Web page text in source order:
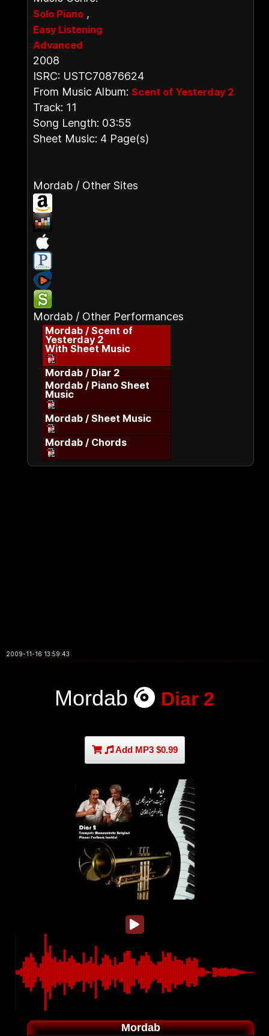
Solo Piano ,
Easy Listening
Advanced
2008
ISRC: USTC70876624
From Music Album: Scent of Yesterday 2
Track: 11
Song Length: 03:55
Sheet Music: 4 Page(s)
Mordab / Other Sites
Mordab / Other Performances
Mordab / Scent of
Yesterday 2
With Sheet Music
Mordab / Diar 2
Mordab / Piano Sheet
Music
Mordab / Sheet Music
Mordab / Chords
2009-11-16 13:59:43
Mordab Diar 2
Add MP3 $0.99
Mordab